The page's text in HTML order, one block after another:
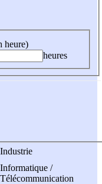
heure)
heures
Industrie
Informatique /
Télécommunication